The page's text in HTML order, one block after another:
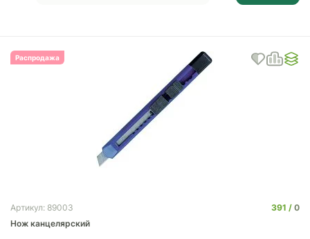
Распродажа
Артикул: 89003 391
0
Нож канцелярский